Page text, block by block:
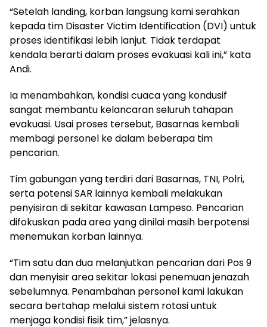
“Setelah landing, korban langsung kami serahkan
kepada tim Disaster Victim Identification (DVI) untuk
proses identifikasi lebih lanjut. Tidak terdapat
kendala berarti dalam proses evakuasi kali ini,” kata
Andi.
Ia menambahkan, kondisi cuaca yang kondusif
sangat membantu kelancaran seluruh tahapan
evakuasi. Usai proses tersebut, Basarnas kembali
membagi personel ke dalam beberapa tim
pencarian.
Tim gabungan yang terdiri dari Basarnas, TNI, Polri,
serta potensi SAR lainnya kembali melakukan
penyisiran di sekitar kawasan Lampeso. Pencarian
difokuskan pada area yang dinilai masih berpotensi
menemukan korban lainnya.
“Tim satu dan dua melanjutkan pencarian dari Pos 9
dan menyisir area sekitar lokasi penemuan jenazah
sebelumnya. Penambahan personel kami lakukan
secara bertahap melalui sistem rotasi untuk
menjaga kondisi fisik tim,” jelasnya.